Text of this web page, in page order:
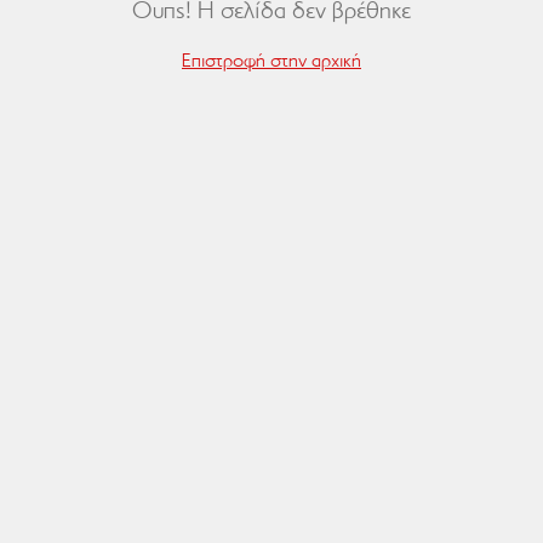
Ουπς! Η σελίδα δεν βρέθηκε
Επιστροφή στην αρχική